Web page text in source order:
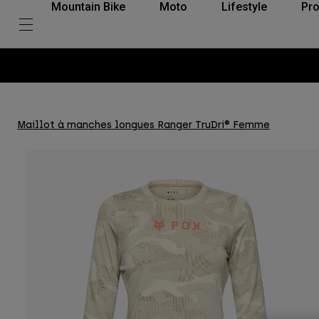
Mountain Bike Moto Lifestyle
Maillot à manches longues Ranger TruDri® Femme